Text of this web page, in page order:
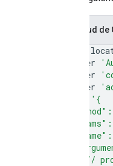
Solicitud de
--
--header
--header
--header
'{
//